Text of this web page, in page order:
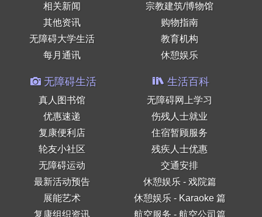
相关新闻
其他资讯
无障碍大学生活
每月通讯
宗教建筑/博物馆
购物指南
教育机构
休憩娱乐
无障碍生活
真人图书馆
优惠速递
复康便利店
轮友小社区
无障碍运动
最新活动预告
展能艺术
复康组织资讯
生活百科
无障碍网上学习
伤残人士就业
住宿暂顾服务
残疾人士优惠
交通安排
休憩娱乐 - 戏院篇
休憩娱乐 - Karaoke 篇
航空服务 - 航空公司篇